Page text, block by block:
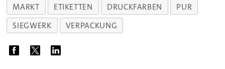
MARKT ETIKETTEN DRUCKFARBEN
PUR
SIEGWERK
VERPACKUNG